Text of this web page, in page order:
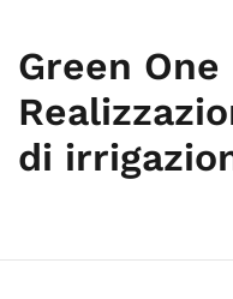
Green One
di